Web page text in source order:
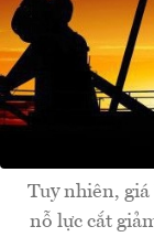
Tuy nhiên,
nỗ lực cắt